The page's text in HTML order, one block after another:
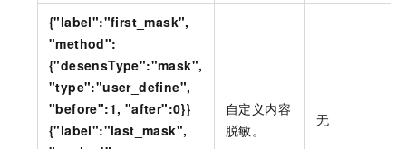
{"label":"first_mask",
"method":
{"desensType":"mask",
"type":"user_define",
"before":1, "after":0}}
{"label":"last_mask",
自定义内容
脱敏。
无